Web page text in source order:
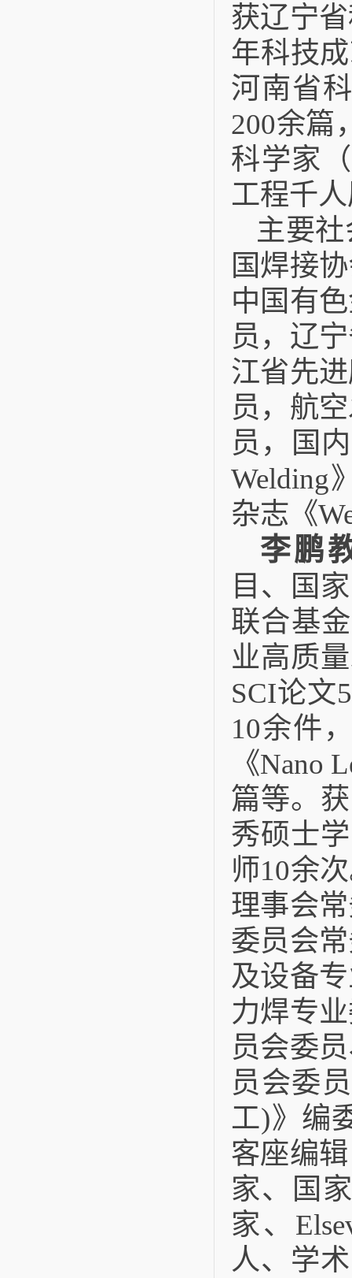
获辽宁
年科技成
河南省
200余篇
科学家
工程千
主要
国焊接
中国有
员，辽
江省先
员，航
员，国
Welding
杂志《
李鹏
目、国
联合基
业高质
SCI论文
10余件
《Nano
篇等。
秀硕士
师10余
理事会
委员会
及设备
力焊专
员会委
员会委
工)》编
客座编
家、国
家、
人、学